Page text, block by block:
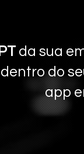
da sua
do
app